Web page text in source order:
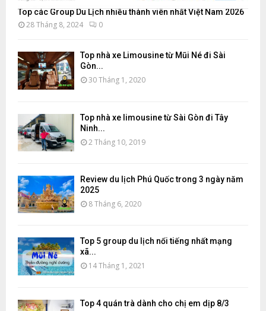
Top các Group Du Lịch nhiều thành viên nhất Việt Nam 2026
28 Tháng 8, 2024 0
Top nhà xe Limousine từ Mũi Né đi Sài
Gòn...
30 Tháng 1, 2020
Top nhà xe limousine từ Sài Gòn đi Tây
Ninh...
2 Tháng 10, 2019
Review du lịch Phú Quốc trong 3 ngày năm
2025
8 Tháng 6, 2020
Top 5 group du lịch nổi tiếng nhất mạng
xã...
14 Tháng 1, 2021
Top 4 quán trà dành cho chị em dịp 8/3